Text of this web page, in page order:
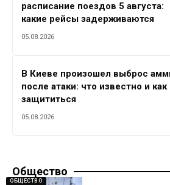
расписание поездов 5 августа:
какие рейсы задерживаются
05.08.2026
В Киеве произошел выброс
после атаки: что известно и как
защититься
05.08.2026
Общество
ОБЩЕСТВО